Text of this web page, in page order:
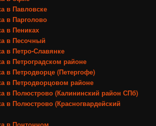
в Павловске
в Парголово
в Пениках
в Песочный
в Петро-Славянке
в Петроградском районе
в Петродворце (Петергофе)
в Петродворцовом районе
в Полюстрово (Калининский район СПб)
в Полюстрово (Красногвардейский